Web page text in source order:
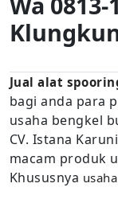
Hidrolik Mobil
Mesin Air
Jual alat
bagi anda para
usaha bengkel
CV. Istana
macam produk
Khususnya